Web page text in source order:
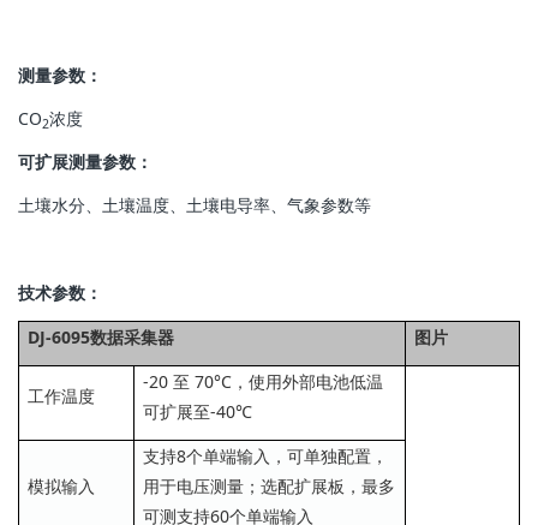
测量参数：
CO2浓度
可扩展测量参数：
土壤水分、土壤温度、土壤电导率、气象参数等
技术参数：
DJ-6095数据采集器
图片
工作温度
-20 至 70°C，使用外部电池低温
可扩展至-40℃
模拟输入
支持8个单端输入，可单独配置，
用于电压测量；选配扩展板，最多
可测支持60个单端输入